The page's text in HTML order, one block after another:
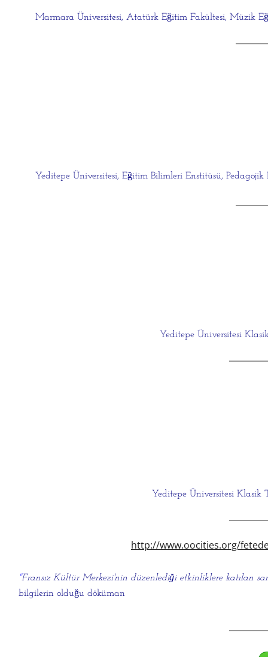
http://www.oocities.org/
Yeditepe Üniversitesi
​Marmara Üniversitesi, Atatürk Eğitim Fakültesi, Müzik
​Yeditepe Üniversitesi
​Yeditepe Üniversitesi, Eğitim Bilimleri Enstitüsü,
"Fransız Kültür Merkezi'nin düzenlediği etkinliklere katılan
bilgilerin olduğu döküman